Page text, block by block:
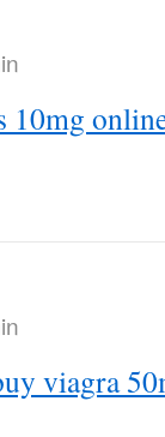
10mg
viagra